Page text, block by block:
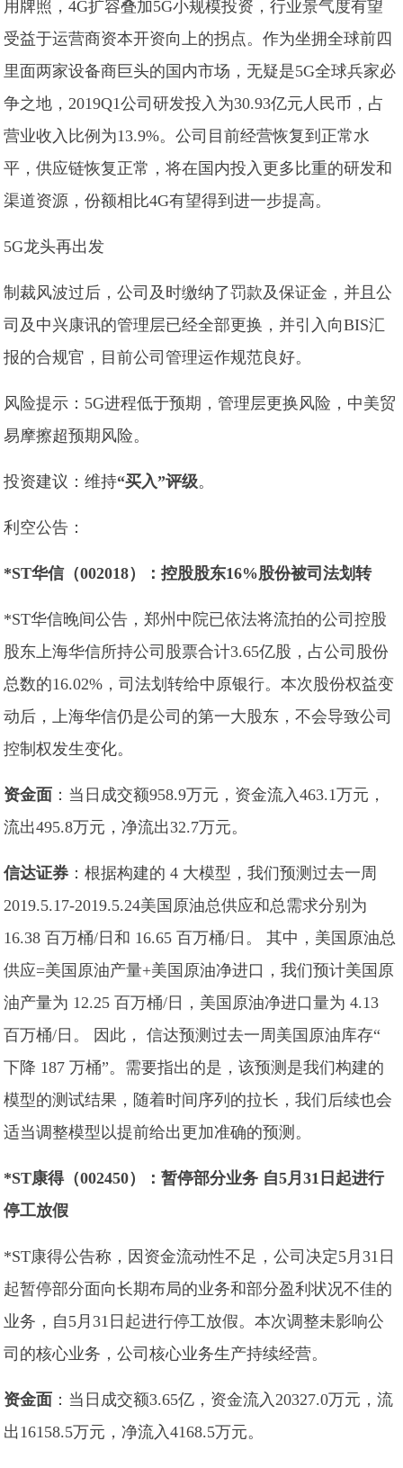
用牌照，4G扩容叠加5G小规模投资，行业景气度有望
受益于运营商资本开资向上的拐点。作为坐拥全球前四
里面两家设备商巨头的国内市场，无疑是5G全球兵家必
争之地，2019Q1公司研发投入为30.93亿元人民币，占
营业收入比例为13.9%。公司目前经营恢复到正常水
平，供应链恢复正常，将在国内投入更多比重的研发和
渠道资源，份额相比4G有望得到进一步提高。
5G龙头再出发
制裁风波过后，公司及时缴纳了罚款及保证金，并且公
司及中兴康讯的管理层已经全部更换，并引入向BIS汇
报的合规官，目前公司管理运作规范良好。
风险提示：5G进程低于预期，管理层更换风险，中美贸
易摩擦超预期风险。
投资建议：维持“买入”评级。
利空公告：
*ST华信（002018）：控股股东16%股份被司法划转
*ST华信晚间公告，郑州中院已依法将流拍的公司控股
股东上海华信所持公司股票合计3.65亿股，占公司股份
总数的16.02%，司法划转给中原银行。本次股份权益变
动后，上海华信仍是公司的第一大股东，不会导致公司
控制权发生变化。
资金面 ：当日成交额958.9万元，资金流入463.1万元，
流出495.8万元，净流出32.7万元。
信达证券 ：根据构建的 4 大模型，我们预测过去一周
2019.5.17-2019.5.24美国原油总供应和总需求分别为
16.38 百万桶/日和 16.65 百万桶/日。 其中，美国原油总
供应=美国原油产量+美国原油净进口，我们预计美国原
油产量为 12.25 百万桶/日，美国原油净进口量为 4.13
百万桶/日。 因此， 信达预测过去一周美国原油库存“
下降 187 万桶”。需要指出的是，该预测是我们构建的
模型的测试结果，随着时间序列的拉长，我们后续也会
适当调整模型以提前给出更加准确的预测。
*ST康得（002450）：暂停部分业务 自5月31日起进行
停工放假
*ST康得公告称，因资金流动性不足，公司决定5月31日
起暂停部分面向长期布局的业务和部分盈利状况不佳的
业务，自5月31日起进行停工放假。本次调整未影响公
司的核心业务，公司核心业务生产持续经营。
资金面 ：当日成交额3.65亿，资金流入20327.0万元，流
出16158.5万元，净流入4168.5万元。